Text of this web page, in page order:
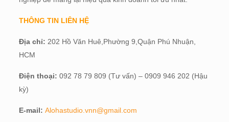
THÔNG TIN LIÊN HỆ
Địa chỉ: 202 Hồ Văn Huê,Phường 9,Quận Phú Nhuận,
HCM
Điện thoại: 092 78 79 809 (Tư vấn) – 0909 946 202 (Hậu
kỳ)
E-mail: Alohastudio.vnn@gmail.com